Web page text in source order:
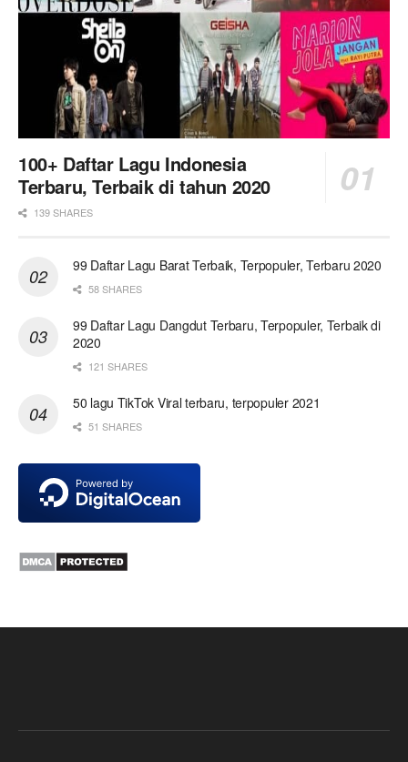
100+ Daftar Lagu Indonesia
Terbaru, Terbaik di tahun 2020
139 SHARES
99 Daftar Lagu Barat Terbaik, Terpopuler, Terbaru 2020
58 SHARES
99 Daftar Lagu Dangdut Terbaru, Terpopuler, Terbaik di
2020
121 SHARES
50 lagu TikTok Viral terbaru, terpopuler 2021
51 SHARES